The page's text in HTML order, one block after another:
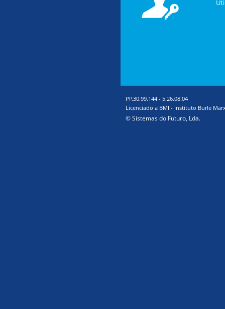
PP.30.99.144 - 5.26.08.04
Licenciado a BMI - Instituto Burle
© Sistemas do Futuro, Lda.